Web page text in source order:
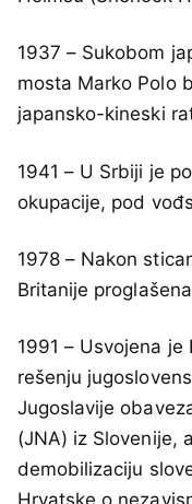
1937 – Sukobom
mosta Marko Polo
japansko-kineski
1941 – U Srbiji je
okupacije, pod
1978 – Nakon
Britanije
1991 – Usvojena
rešenju
Jugoslavije
(JNA) iz Slovenije,
demobilizaciju
Hrvatske o